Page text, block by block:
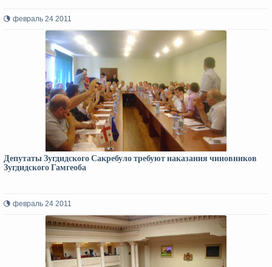
февраль 24 2011
Депутаты Зугдидского Сакребуло требуют наказания чиновников
Зугдидского Гамгеоба
февраль 24 2011